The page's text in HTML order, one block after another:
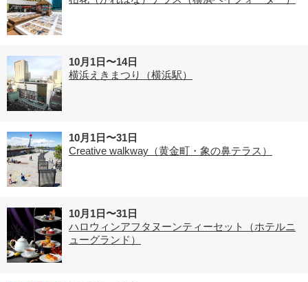
10月1日〜14日
横浜えきまつり（横浜駅）
10月1日〜31日
Creative walkway（黄金町・象の鼻テラス）
10月1日〜31日
ハロウィンアフタヌーンティーセット（ホテルニ
ューグランド）